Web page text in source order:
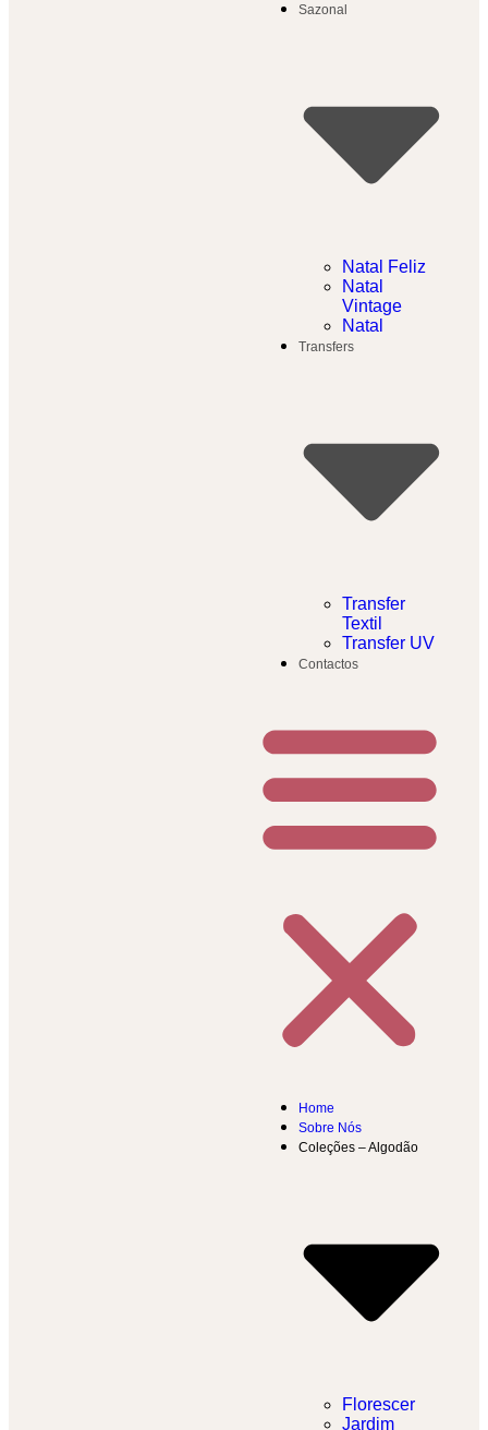
Sazonal
Natal Feliz
Natal
Vintage
Natal
Transfers
Transfer
Textil​
Transfer UV
Contactos
Home
Sobre Nós
Coleções – Algodão
Florescer
Jardim